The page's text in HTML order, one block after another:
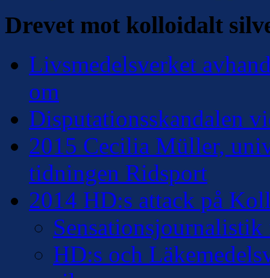
Drevet mot kolloidalt
Livsmedelsverket
om
Disputationsskandalen
2015 Cecilia Müller,
tidningen Ridsport
2014 HD:s attack på
HD:s och